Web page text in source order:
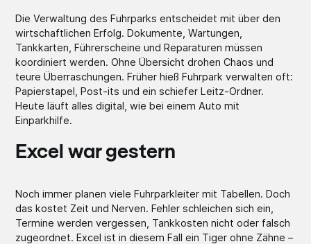
Die Verwaltung des Fuhrparks entscheidet mit über den
wirtschaftlichen Erfolg. Dokumente, Wartungen,
Tankkarten, Führerscheine und Reparaturen müssen
koordiniert werden. Ohne Übersicht drohen Chaos und
teure Überraschungen. Früher hieß Fuhrpark verwalten oft:
Papierstapel, Post-its und ein schiefer Leitz-Ordner.
Heute läuft alles digital, wie bei einem Auto mit
Einparkhilfe.
Excel war gestern
Noch immer planen viele Fuhrparkleiter mit Tabellen. Doch
das kostet Zeit und Nerven. Fehler schleichen sich ein,
Termine werden vergessen, Tankkosten nicht oder falsch
zugeordnet. Excel ist in diesem Fall ein Tiger ohne Zähne –